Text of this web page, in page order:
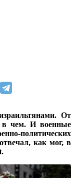
От
в чем. И военные
политических
как мог, в